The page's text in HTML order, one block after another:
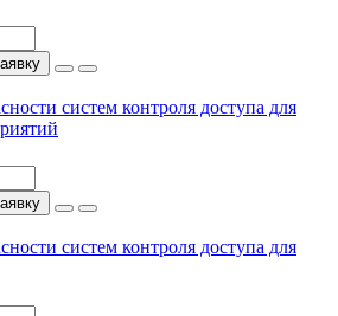
систем контроля доступа для
систем контроля доступа для